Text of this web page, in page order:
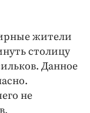
жители
столицу
Данное
не